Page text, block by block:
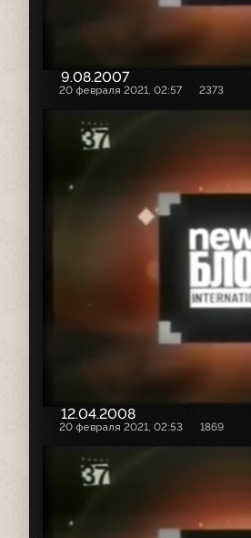
9.08.2007
20 февраля 2021, 02:57 2373
12.04.2008
20 февраля 2021, 02:53 1869